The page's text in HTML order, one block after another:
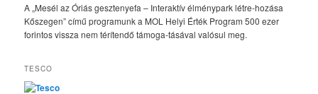
A „Mesél az Óriás gesztenyefa – Interaktív élménypark létre-hozása
Kőszegen” című programunk a MOL Helyi Érték Program 500 ezer
forintos vissza nem térítendő támoga-tásával valósul meg.
TESCO